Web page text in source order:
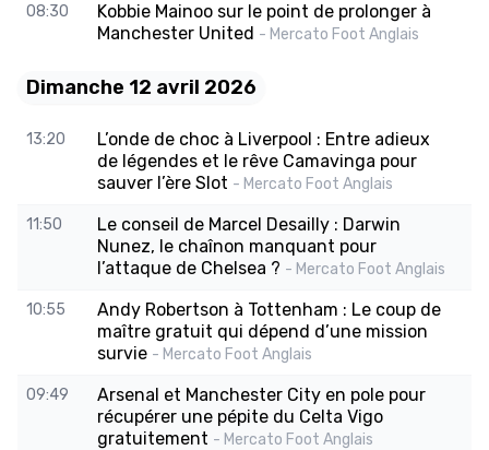
08:30
Kobbie Mainoo sur le point de prolonger à
Manchester United - Mercato Foot Anglais
Dimanche 12 avril 2026
13:20
L’onde de choc à Liverpool : Entre adieux
de légendes et le rêve Camavinga pour
sauver l’ère Slot - Mercato Foot Anglais
11:50
Le conseil de Marcel Desailly : Darwin
Nunez, le chaînon manquant pour
l’attaque de Chelsea ? - Mercato Foot Anglais
10:55
Andy Robertson à Tottenham : Le coup de
maître gratuit qui dépend d’une mission
survie - Mercato Foot Anglais
09:49
Arsenal et Manchester City en pole pour
récupérer une pépite du Celta Vigo
gratuitement - Mercato Foot Anglais